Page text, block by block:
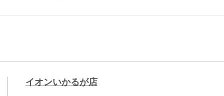
イオンいかるが店